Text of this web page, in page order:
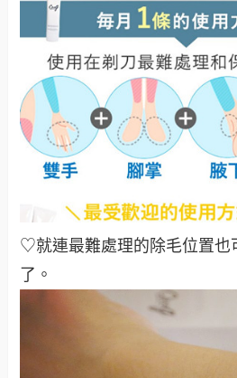
♡就連最難處理的除毛位置也
了 。